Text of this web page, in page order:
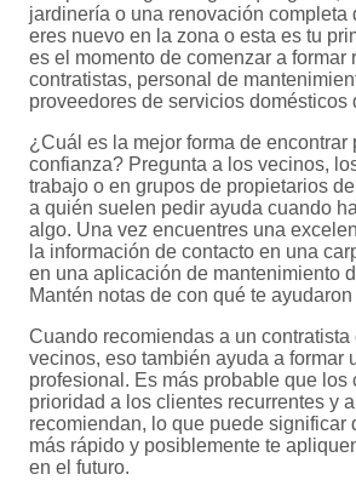
jardinería o una renovación completa
eres nuevo en la zona o esta es tu
es el momento de comenzar a formar
contratistas, personal de
proveedores de servicios domésticos
¿Cuál es la mejor forma de encontrar
confianza? Pregunta a los vecinos,
trabajo o en grupos de propietarios
a quién suelen pedir ayuda cuando
algo. Una vez encuentres una
la información de contacto en una
en una aplicación de mantenimiento
Mantén notas de con qué te
Cuando recomiendas a un contratista
vecinos, eso también ayuda a formar
profesional. Es más probable que los
prioridad a los clientes recurrentes y
recomiendan, lo que puede significar
más rápido y posiblemente te
en el futuro.